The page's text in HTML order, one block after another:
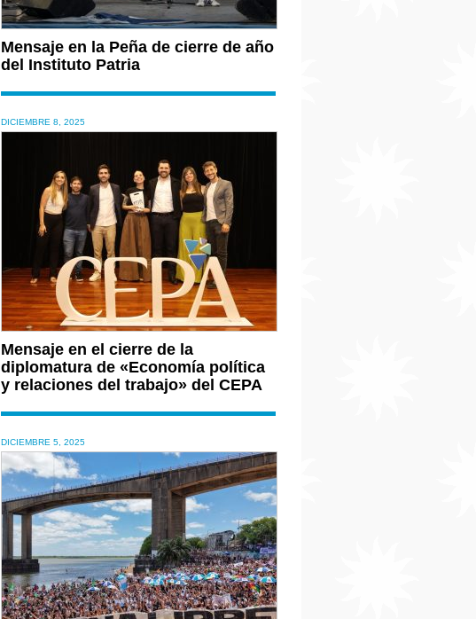
Mensaje en la Peña de cierre de año
del Instituto Patria
DICIEMBRE 8, 2025
Mensaje en el cierre de la
diplomatura de «Economía política
y relaciones del trabajo» del CEPA
DICIEMBRE 5, 2025